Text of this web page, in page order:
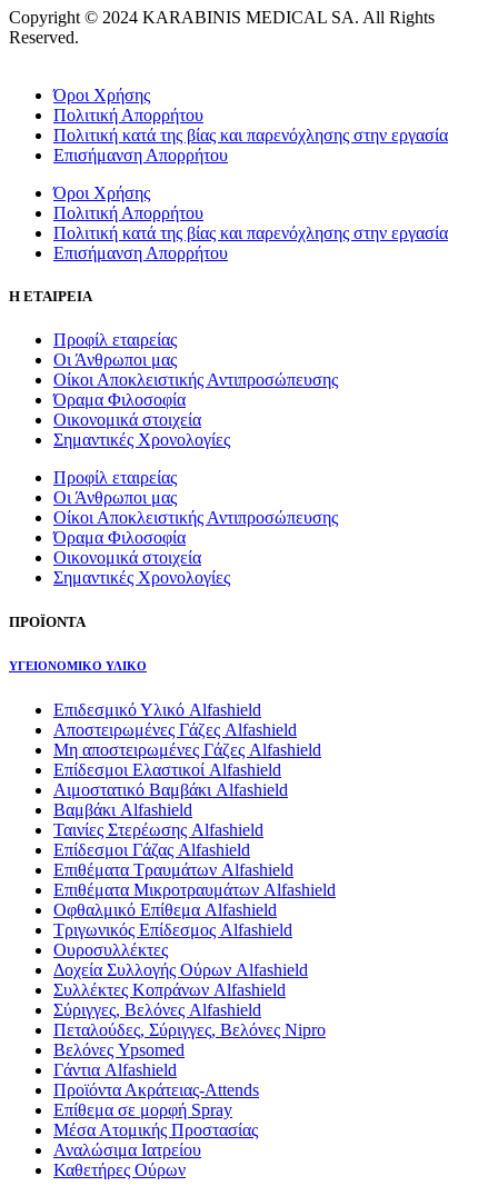
Copyright © 2024 KARABINIS MEDICAL SA. All Rights
Reserved.
Όροι Χρήσης
Πολιτική Απορρήτου
Πολιτική κατά της βίας και παρενόχλησης στην εργασία
Επισήμανση Απορρήτου
Όροι Χρήσης
Πολιτική Απορρήτου
Πολιτική κατά της βίας και παρενόχλησης στην εργασία
Επισήμανση Απορρήτου
Η ΕΤΑΙΡΕΙΑ
Προφίλ εταιρείας
Οι Άνθρωποι μας
Οίκοι Αποκλειστικής Αντιπροσώπευσης
Όραμα Φιλοσοφία
Οικονομικά στοιχεία
Σημαντικές Χρονολογίες
Προφίλ εταιρείας
Οι Άνθρωποι μας
Οίκοι Αποκλειστικής Αντιπροσώπευσης
Όραμα Φιλοσοφία
Οικονομικά στοιχεία
Σημαντικές Χρονολογίες
ΠΡΟΪΟΝΤΑ
ΥΓΕΙΟΝΟΜΙΚΟ ΥΛΙΚΟ
Επιδεσμικό Υλικό Alfashield
Αποστειρωμένες Γάζες Alfashield
Μη αποστειρωμένες Γάζες Alfashield
Επίδεσμοι Ελαστικοί Alfashield
Αιμοστατικό Βαμβάκι Alfashield
Βαμβάκι Alfashield
Ταινίες Στερέωσης Alfashield
Επίδεσμοι Γάζας Alfashield
Επιθέματα Τραυμάτων Alfashield
Επιθέματα Μικροτραυμάτων Alfashield
Οφθαλμικό Eπίθεμα Alfashield
Τριγωνικός Επίδεσμος Alfashield
Ουροσυλλέκτες
Δοχεία Συλλογής Ούρων Alfashield
Συλλέκτες Κοπράνων Alfashield
Σύριγγες, Βελόνες Alfashield
Πεταλούδες, Σύριγγες, Βελόνες Nipro
Βελόνες Ypsomed
Γάντια Alfashield
Προϊόντα Ακράτειας-Attends
Επίθεμα σε μορφή Spray
Μέσα Ατομικής Προστασίας
Αναλώσιμα Ιατρείου
Καθετήρες Ούρων